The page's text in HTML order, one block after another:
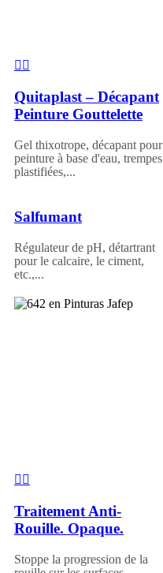
Quitaplast – Décapant
Peinture Gouttelette
Gel thixotrope, décapant pour
peinture à base d'eau, trempes
plastifiées,...
Salfumant
Régulateur de pH, détartrant
pour le calcaire, le ciment,
etc.,...
Traitement Anti-
Rouille. Opaque.
Stoppe la progression de la